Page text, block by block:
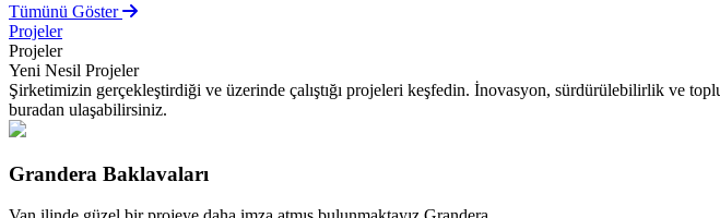
Tümünü Göster
Projeler
Projeler
Yeni Nesil Projeler
Şirketimizin gerçekleştirdiği ve üzerinde çalıştığı projeleri keşfedin. İnovasyon, sürdürülebilirlik ve
buradan ulaşabilirsiniz.
Grandera Baklavaları